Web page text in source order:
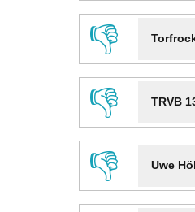
👎
👎
TRVB
👎
Uwe Höll